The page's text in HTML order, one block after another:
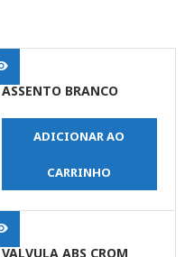
ASSENTO BRANCO
ADICIONAR AO
CARRINHO
VALVULA ABS CROM